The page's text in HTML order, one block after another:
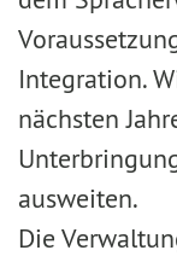
Integration.
nächsten
ausweiten.
Die